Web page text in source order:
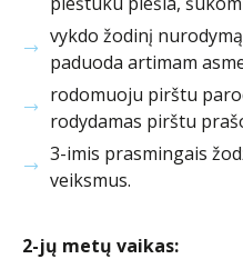
vykdo žodinį
paduoda artimam
rodomuoju pirštu
rodydamas pirštu
3-imis prasmingais
veiksmus.
2-jų metų vaikas: